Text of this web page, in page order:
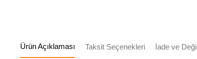
Ürün Açıklaması Taksit Seçenekleri İade ve